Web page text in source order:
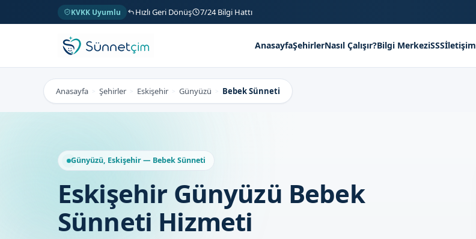
KVKK Uyumlu Hızlı Geri Dönüş 7/24 Bilgi Hattı
AnasayfaŞehirlerNasıl Çalışır?Bilgi MerkeziSSSİletişim
Anasayfa > Şehirler > Eskişehir > Günyüzü > Bebek Sünneti
Günyüzü, Eskişehir — Bebek Sünneti
Eskişehir Günyüzü Bebek
Sünneti Hizmeti